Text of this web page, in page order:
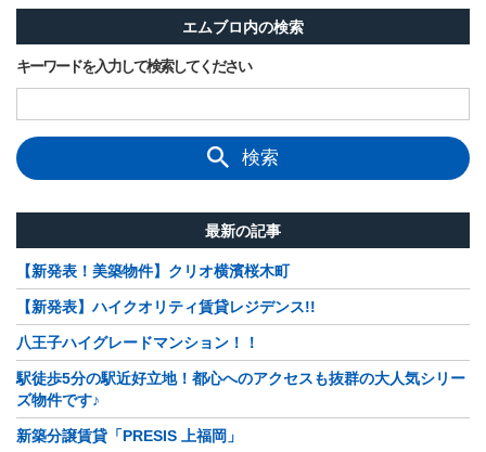
エムブロ内の検索
キーワードを入力して検索してください
検索
最新の記事
【新発表！美築物件】クリオ横濱桜木町
【新発表】ハイクオリティ賃貸レジデンス!!
八王子ハイグレードマンション！！
駅徒歩5分の駅近好立地！都心へのアクセスも抜群の大人気シリー
ズ物件です♪
新築分譲賃貸「PRESIS 上福岡」